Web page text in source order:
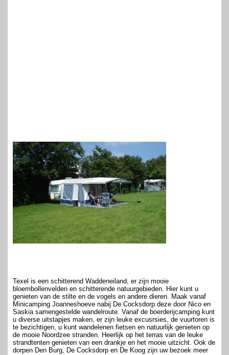
Texel is een schitterend Waddeneiland, er zijn mooie
bloembollenvelden en schitterende natuurgebieden. Hier kunt u
genieten van de stilte en de vogels en andere dieren. Maak vanaf
Minicamping Joanneshoeve nabij De Cocksdorp deze door Nico en
Saskia samengestelde wandelroute. Vanaf de boerderijcamping kunt
u diverse uitstapjes maken, er zijn leuke excusrsies, de vuurtoren is
te bezichtigen, u kunt wandelenen fietsen en natuurlijk genieten op
de mooie Noordzee stranden. Heerlijk op het terras van de leuke
strandtenten genieten van een drankje en het mooie uitzicht. Ook de
dorpen Den Burg, De Cocksdorp en De Koog zijn uw bezoek meer